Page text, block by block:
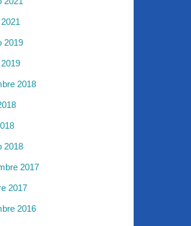
2019
2018
2018
2017
2017
2016